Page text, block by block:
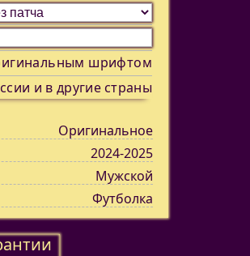
шрифтом
и в другие страны
Оригинальное
2024-2025
Мужской
Футболка